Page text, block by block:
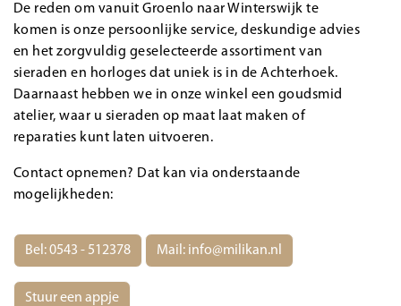
De reden om vanuit Groenlo naar Winterswijk te
komen is onze persoonlijke service, deskundige advies
en het zorgvuldig geselecteerde assortiment van
sieraden en horloges dat uniek is in de Achterhoek.
Daarnaast hebben we in onze winkel een goudsmid
atelier, waar u sieraden op maat laat maken of
reparaties kunt laten uitvoeren.
Contact opnemen? Dat kan via onderstaande
mogelijkheden:
Bel: 0543 - 512378 Mail: info@milikan.nl
Stuur een appje